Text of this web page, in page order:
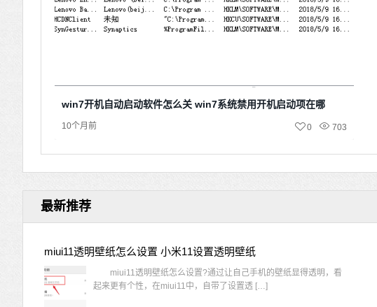
win7开机自动启动软件怎么关 win7系统禁用开机启动项在哪
10个月前 703
0
最新推荐
miui11透明壁纸怎么设置 小米11设置透明壁纸
miui11透明壁纸怎么设置?通过让自己手机的壁纸显得透明，看
起来更有个性，在miui11中，自带了设置透 […]